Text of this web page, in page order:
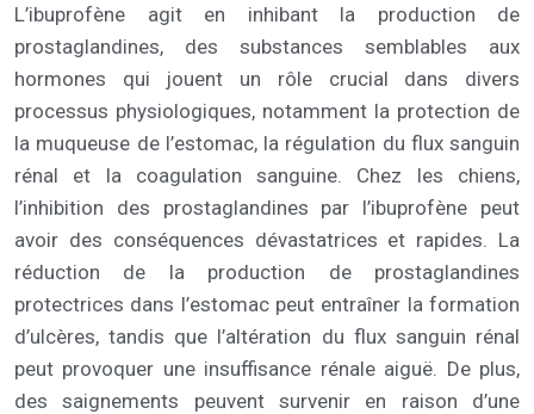
L’ibuprofène agit en inhibant la production de
prostaglandines, des substances semblables aux
hormones qui jouent un rôle crucial dans divers
processus physiologiques, notamment la protection de
la muqueuse de l’estomac, la régulation du flux sanguin
rénal et la coagulation sanguine. Chez les chiens,
l’inhibition des prostaglandines par l’ibuprofène peut
avoir des conséquences dévastatrices et rapides. La
réduction de la production de prostaglandines
protectrices dans l’estomac peut entraîner la formation
d’ulcères, tandis que l’altération du flux sanguin rénal
peut provoquer une insuffisance rénale aiguë. De plus,
des saignements peuvent survenir en raison d’une